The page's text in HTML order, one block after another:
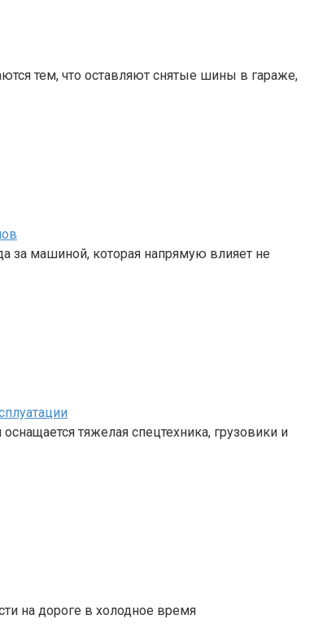
тем, что оставляют снятые шины в гараже,
за машиной, которая напрямую влияет не
тяжелая спецтехника, грузовики и
на дороге в холодное время